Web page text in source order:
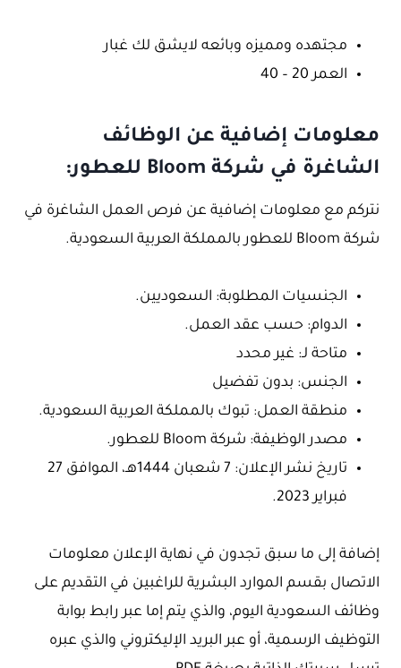
مجتهده ومميزه وبائعه لايشق لك غبار
العمر 20 – 40
معلومات إضافية عن الوظائف
الشاغرة في شركة Bloom للعطور:
نتركم مع معلومات إضافية عن فرص العمل الشاغرة في
شركة Bloom للعطور بالمملكة العربية السعودية.
الجنسيات المطلوبة: السعوديين.
الدوام: حسب عقد العمل.
متاحة لـ: غير محدد
الجنس: بدون تفضيل
منطقة العمل: تبوك بالمملكة العربية السعودية.
مصدر الوظيفة: شركة Bloom للعطور.
تاريخ نشر الإعلان: 7 شعبان 1444هـ، الموافق 27
فبراير 2023.
إضافة إلى ما سبق تجدون في نهاية الإعلان معلومات
الاتصال بقسم الموارد البشرية للراغبين في التقديم على
وظائف السعودية اليوم، والذي يتم إما عبر رابط بوابة
التوظيف الرسمية، أو عبر البريد الإليكتروني والذي عبره